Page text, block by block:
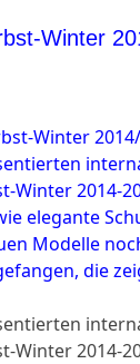
Winter
Winter 2014-